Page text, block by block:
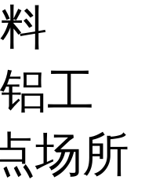
工
场所